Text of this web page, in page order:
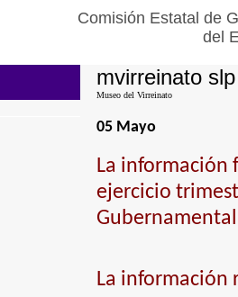
Comisión Estatal de
del
mvirreinato slp
Museo del Virreinato
05 Mayo
La información
ejercicio
La información